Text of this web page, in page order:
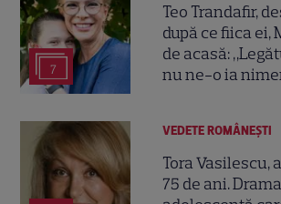
7
Teo Trandafir,
după ce fiica ei,
de acasă:
nu ne-o ia
VEDETE ROMÂNEŞTI
Tora Vasilescu,
75 de ani.